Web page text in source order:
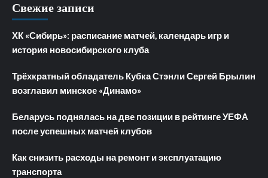
Свежие записи
ХК «Сибирь»: расписание матчей, календарь игр и
история новосибирского клуба
Трёхкратный обладатель Кубка Стэнли Сергей Брылин
возглавил минское «Динамо»
Беларусь поднялась на две позиции в рейтинге УЕФА
после успешных матчей клубов
Как снизить расходы на ремонт и эксплуатацию
транспорта